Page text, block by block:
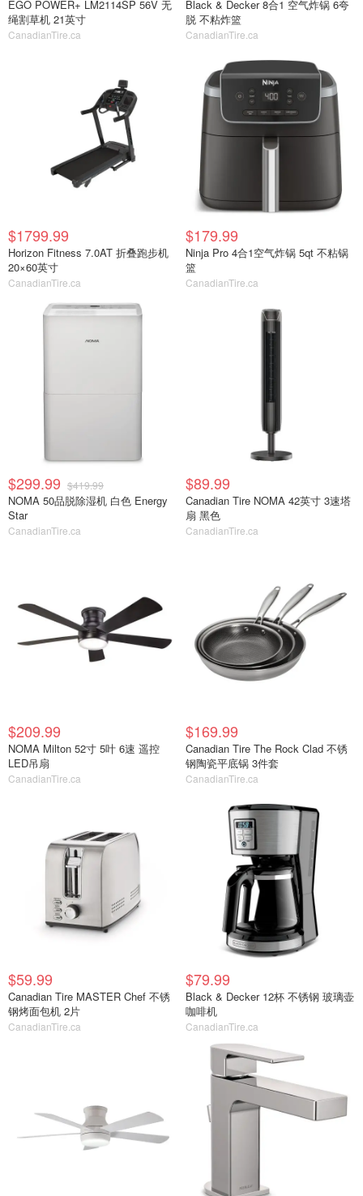
EGO POWER+ LM2114SP 56V 无
绳割草机 21英寸
CanadianTire.ca
Black & Decker 8合1 空气炸锅 6夸
脱 不粘炸篮
CanadianTire.ca
$1799.99
Horizon Fitness 7.0AT 折叠跑步机
20×60英寸
CanadianTire.ca
$179.99
Ninja Pro 4合1空气炸锅 5qt 不粘锅
篮
CanadianTire.ca
$299.99 $419.99
NOMA 50品脱除湿机 白色 Energy
Star
CanadianTire.ca
$89.99
Canadian Tire NOMA 42英寸 3速塔
扇 黑色
CanadianTire.ca
$209.99
NOMA Milton 52寸 5叶 6速 遥控
LED吊扇
CanadianTire.ca
$169.99
Canadian Tire The Rock Clad 不锈
钢陶瓷平底锅 3件套
CanadianTire.ca
$59.99
Canadian Tire MASTER Chef 不锈
钢烤面包机 2片
CanadianTire.ca
$79.99
Black & Decker 12杯 不锈钢 玻璃壶
咖啡机
CanadianTire.ca